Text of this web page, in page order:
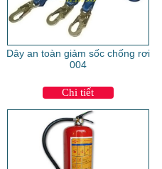
Dây an toàn giảm sốc chống rơi
004
Chi tiết